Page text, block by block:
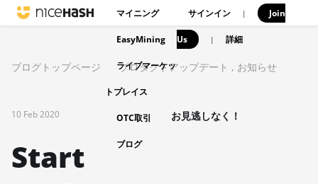
マイニング
EasyMining
ライブマーケッ
トプレイス
OTC取引
ブログ
サインイン | Join
Us | 詳細
ブログトップページ プロダクトアップデート , お知らせ
10 Feb 2020
Start
お見逃しなく！